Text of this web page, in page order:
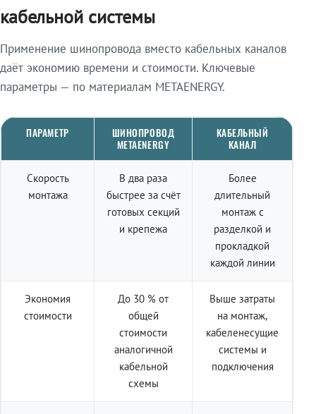
кабельной системы
Применение шинопровода вместо кабельных каналов
даёт экономию времени и стоимости. Ключевые
параметры — по материалам METAENERGY.
ПАРАМЕТР
ШИНОПРОВОД
METAENERGY
КАБЕЛЬНЫЙ
КАНАЛ
Скорость
монтажа
В два раза
быстрее за счёт
готовых секций
и крепежа
Более
длительный
монтаж с
разделкой и
прокладкой
каждой линии
Экономия
стоимости
До 30 % от
общей
стоимости
аналогичной
кабельной
схемы
Выше затраты
на монтаж,
кабеленесущие
системы и
подключения